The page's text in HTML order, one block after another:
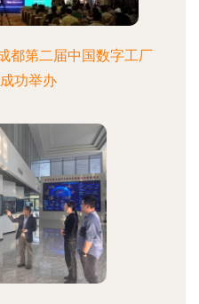
都第二届中国数字工厂
功举办